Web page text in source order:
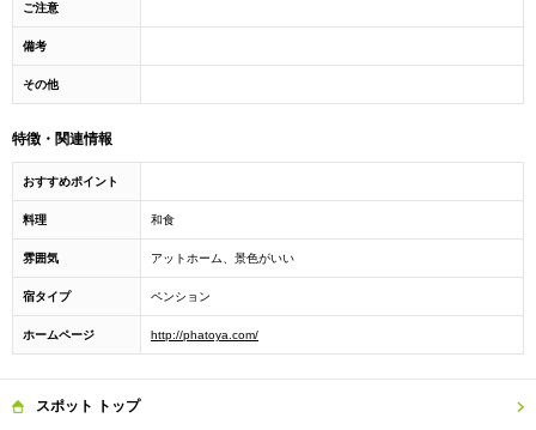
ご注意
備考
その他
特徴・関連情報
おすすめポイント
料理 和食
雰囲気 アットホーム、景色がいい
宿タイプ ペンション
ホームページ http://phatoya.com/
スポット トップ